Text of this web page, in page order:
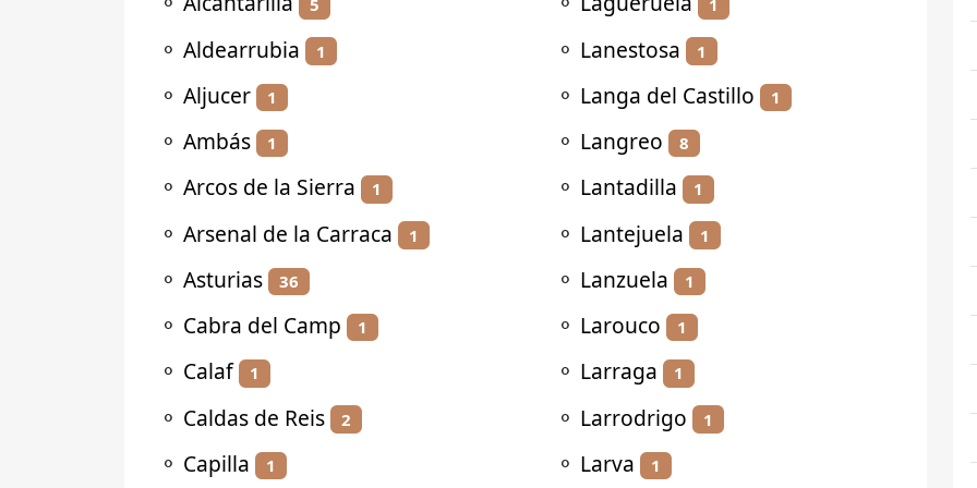
5
⚬ Aldearrubia 1
⚬ Aljucer 1
⚬ Ambás 1
⚬ Arcos de la Sierra 1
⚬ Arsenal de la Carraca 1
⚬ Asturias 36
⚬ Cabra del Camp 1
⚬ Calaf 1
⚬ Caldas de Reis 2
⚬ Capilla 1
1
⚬ Lanestosa 1
⚬ Langa del Castillo 1
⚬ Langreo 8
⚬ Lantadilla 1
⚬ Lantejuela 1
⚬ Lanzuela 1
⚬ Larouco 1
⚬ Larraga 1
⚬ Larrodrigo 1
⚬ Larva 1